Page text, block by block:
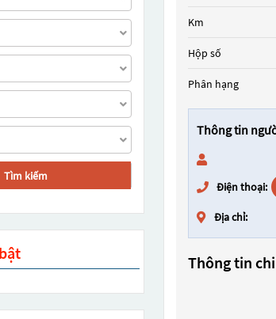
Km
Hộp số
Phân hạng
Thông tin
Điện thoại:
Địa chỉ:
Thông tin
Tìm kiếm